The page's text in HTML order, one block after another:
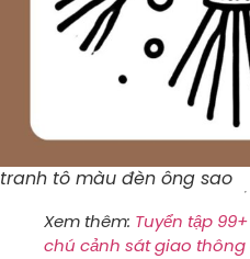
tranh tô màu đèn ông sao
Xem thêm: Tuyển tập
chú cảnh sát giao thông